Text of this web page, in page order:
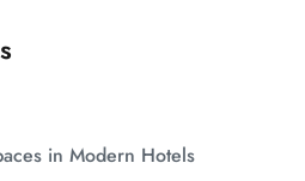
in Modern Hotels